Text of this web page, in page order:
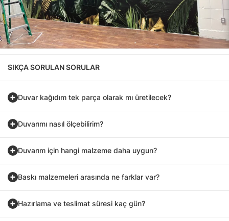
SIKÇA SORULAN SORULAR
Duvar kağıdım tek parça olarak mı üretilecek?
Duvarımı nasıl ölçebilirim?
Duvarım için hangi malzeme daha uygun?
Baskı malzemeleri arasında ne farklar var?
Hazırlama ve teslimat süresi kaç gün?